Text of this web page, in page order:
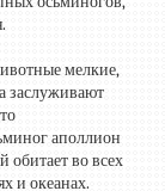
мелкие,
заслуживают
аполлион
во всех
и океанах.